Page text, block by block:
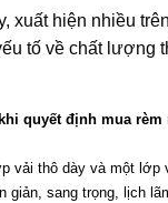
xuất hiện nhiều
tố về chất
quyết định mua rèm
thô dày và một lớp
sang trọng, lịch